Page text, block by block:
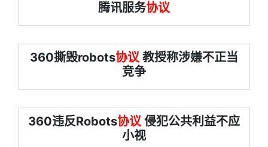
腾讯服务协议
360撕毁robots协议教授称涉嫌不正当
竞争
360违反Robots协议侵犯公共利益不应
小视